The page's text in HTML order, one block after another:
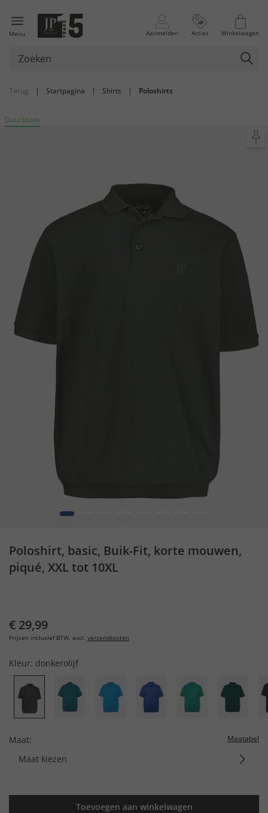
Menu Aanmelden Acties Winkelwagen
Terug | Startpagina | Shirts | Poloshirts
Duurzaam
1
Poloshirt, basic, Buik-Fit, korte mouwen,
piqué, XXL tot 10XL
€ 29,99
Prijzen inclusief BTW, excl. verzendkosten
Kleur: donkerolijf
Maat: Maatabel
Maat kiezen
Toevoegen aan winkelwagen